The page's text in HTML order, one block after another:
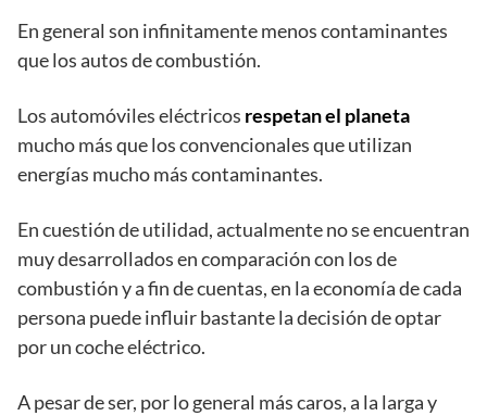
En general son infinitamente menos contaminantes
que los autos de combustión.
Los automóviles eléctricos respetan el planeta
mucho más que los convencionales que utilizan
energías mucho más contaminantes.
En cuestión de utilidad, actualmente no se encuentran
muy desarrollados en comparación con los de
combustión y a fin de cuentas, en la economía de cada
persona puede influir bastante la decisión de optar
por un coche eléctrico.
A pesar de ser, por lo general más caros, a la larga y